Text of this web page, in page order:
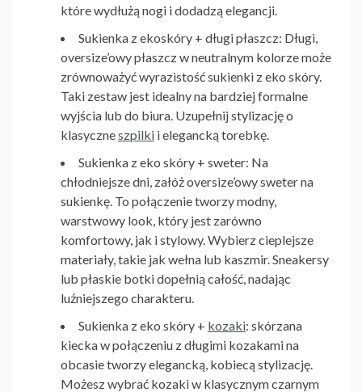
które wydłużą nogi i dodadzą elegancji.
Sukienka z ekoskóry + długi płaszcz: Długi,
oversize’owy płaszcz w neutralnym kolorze może
zrównoważyć wyrazistość sukienki z eko skóry.
Taki zestaw jest idealny na bardziej formalne
wyjścia lub do biura. Uzupełnij stylizację o
klasyczneszpilki i elegancką torebkę.
Sukienka z eko skóry + sweter: Na
chłodniejsze dni, załóż oversize’owy sweter na
sukienkę. To połączenie tworzy modny,
warstwowy look, który jest zarówno
komfortowy, jak i stylowy. Wybierz cieplejsze
materiały, takie jak wełna lub kaszmir. Sneakersy
lub płaskie botki dopełnią całość, nadając
luźniejszego charakteru.
Sukienka z eko skóry + kozaki: skórzana
kiecka w połączeniu z długimi kozakami na
obcasie tworzy elegancką, kobiecą stylizację.
Możesz wybrać kozaki w klasycznym czarnym